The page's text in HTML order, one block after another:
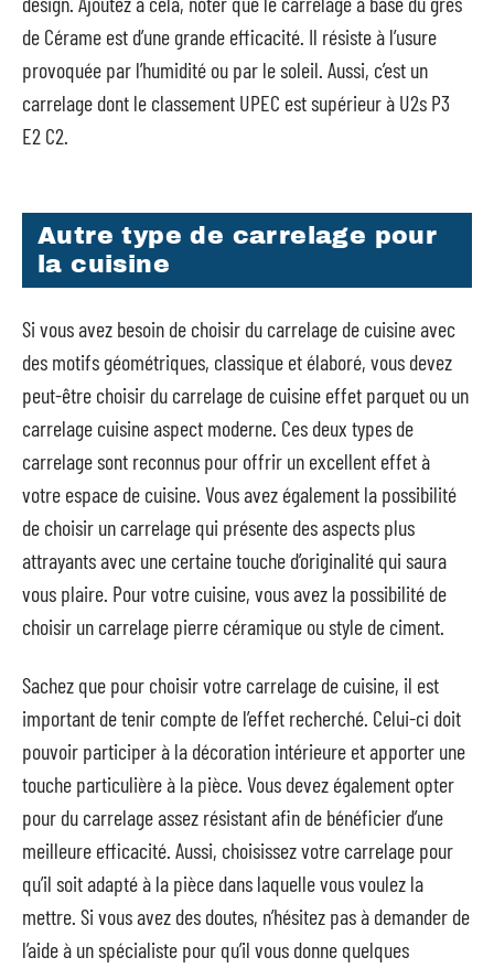
de Cérame est d’une grande efficacité. Il résiste à l’usure
provoquée par l’humidité ou par le soleil. Aussi, c’est un
carrelage dont le classement UPEC est supérieur à U2s P3
E2 C2.
Autre type de carrelage pour
la cuisine
Si vous avez besoin de choisir du carrelage de cuisine avec
des motifs géométriques, classique et élaboré, vous devez
peut-être choisir du carrelage de cuisine effet parquet ou un
carrelage cuisine aspect moderne. Ces deux types de
carrelage sont reconnus pour offrir un excellent effet à
votre espace de cuisine. Vous avez également la possibilité
de choisir un carrelage qui présente des aspects plus
attrayants avec une certaine touche d’originalité qui saura
vous plaire. Pour votre cuisine, vous avez la possibilité de
choisir un carrelage pierre céramique ou style de ciment.
Sachez que pour choisir votre carrelage de cuisine, il est
important de tenir compte de l’effet recherché. Celui-ci doit
pouvoir participer à la décoration intérieure et apporter une
touche particulière à la pièce. Vous devez également opter
pour du carrelage assez résistant afin de bénéficier d’une
meilleure efficacité. Aussi, choisissez votre carrelage pour
qu’il soit adapté à la pièce dans laquelle vous voulez la
mettre. Si vous avez des doutes, n’hésitez pas à demander de
l’aide à un spécialiste pour qu’il vous donne quelques